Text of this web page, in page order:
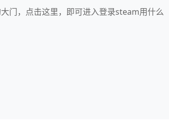
门，点击这里，即可进入登录steam用什么